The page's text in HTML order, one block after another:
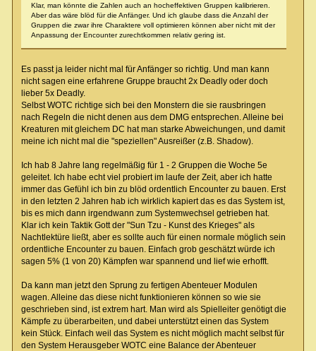
Klar, man könnte die Zahlen auch an hocheffektiven Gruppen kalibrieren.
Aber das wäre blöd für die Anfänger. Und ich glaube dass die Anzahl der
Gruppen die zwar ihre Charaktere voll optimieren können aber nicht mit der
Anpassung der Encounter zurechtkommen relativ gering ist.
Es passt ja leider nicht mal für Anfänger so richtig. Und man kann
nicht sagen eine erfahrene Gruppe braucht 2x Deadly oder doch
lieber 5x Deadly.
Selbst WOTC richtige sich bei den Monstern die sie rausbringen
nach Regeln die nicht denen aus dem DMG entsprechen. Alleine bei
Kreaturen mit gleichem DC hat man starke Abweichungen, und damit
meine ich nicht mal die "speziellen" Ausreißer (z.B. Shadow).
Ich hab 8 Jahre lang regelmäßig für 1 - 2 Gruppen die Woche 5e
geleitet. Ich habe echt viel probiert im laufe der Zeit, aber ich hatte
immer das Gefühl ich bin zu blöd ordentlich Encounter zu bauen. Erst
in den letzten 2 Jahren hab ich wirklich kapiert das es das System ist,
bis es mich dann irgendwann zum Systemwechsel getrieben hat.
Klar ich kein Taktik Gott der "Sun Tzu - Kunst des Krieges" als
Nachtlektüre ließt, aber es sollte auch für einen normale möglich sein
ordentliche Encounter zu bauen. Einfach grob geschätzt würde ich
sagen 5% (1 von 20) Kämpfen war spannend und lief wie erhofft.
Da kann man jetzt den Sprung zu fertigen Abenteuer Modulen
wagen. Alleine das diese nicht funktionieren können so wie sie
geschrieben sind, ist extrem hart. Man wird als Spielleiter genötigt die
Kämpfe zu überarbeiten, und dabei unterstützt einen das System
kein Stück. Einfach weil das System es nicht möglich macht selbst für
den System Herausgeber WOTC eine Balance der Abenteuer